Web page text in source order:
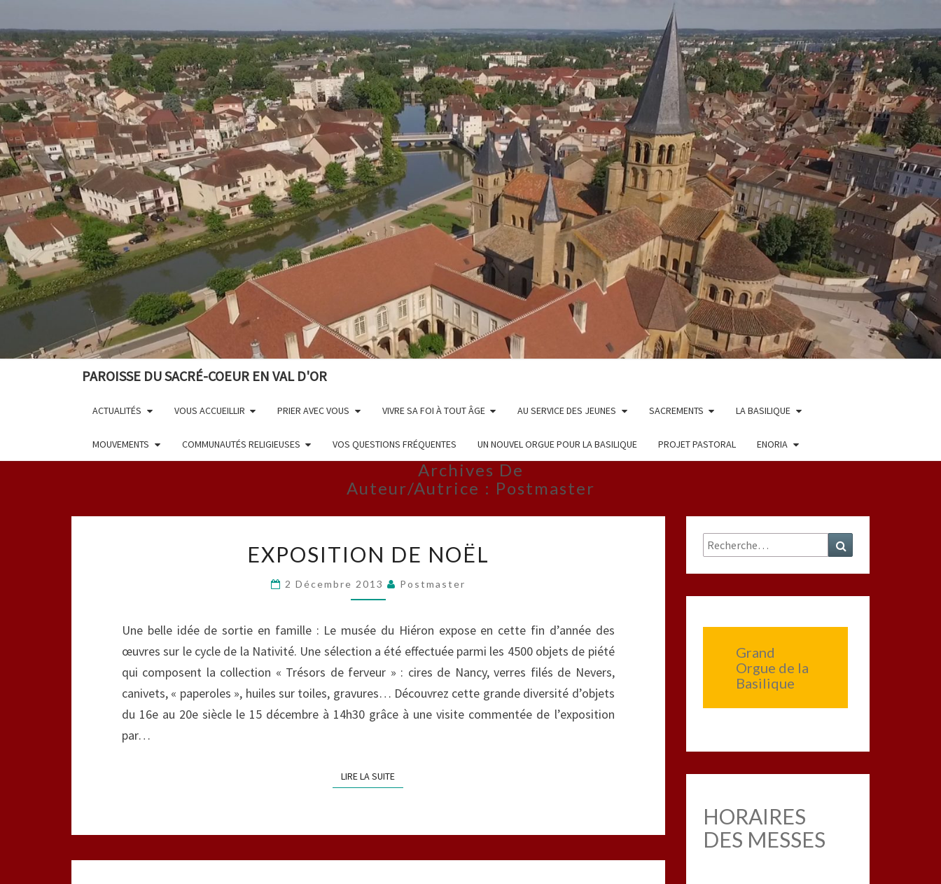
PAROISSE DU SACRÉ-COEUR EN VAL D'OR
ACTUALITÉS VOUS ACCUEILLIR PRIER AVEC VOUS VIVRE SA FOI À TOUT ÂGE AU SERVICE DES JEUNES SACREMENTS LA BASILIQUE
MOUVEMENTS COMMUNAUTÉS RELIGIEUSES VOS QUESTIONS FRÉQUENTES UN NOUVEL ORGUE POUR LA BASILIQUE PROJET PASTORAL ENORIA
Archives De
Auteur/autrice : Postmaster
DE
EXPOSITION DE NOËL
2 Décembre 2013 Postmaster
Une belle idée de sortie en famille : Le musée du Hiéron expose en cette fin d’année des
œuvres sur le cycle de la Nativité. Une sélection a été effectuée parmi les 4500 objets de piété
qui composent la collection « Trésors de ferveur » : cires de Nancy, verres filés de Nevers,
canivets, « paperoles », huiles sur toiles, gravures… Découvrez cette grande diversité d’objets
du 16e au 20e siècle le 15 décembre à 14h30 grâce à une visite commentée de l’exposition
par…
LIRE LA SUITELIRE LA SUITE
Rechercher :
Grand
Orgue de la
Basilique
HORAIRES
DES MESSES